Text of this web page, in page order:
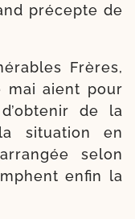
pré­cepte de
Frères,
mai aient pour
de la
situa­tion en
selon
enfin la